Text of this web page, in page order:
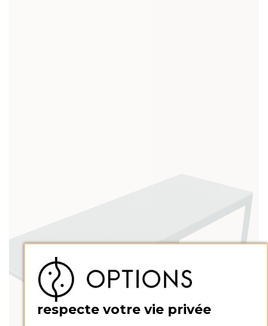
respecte votre vie privée